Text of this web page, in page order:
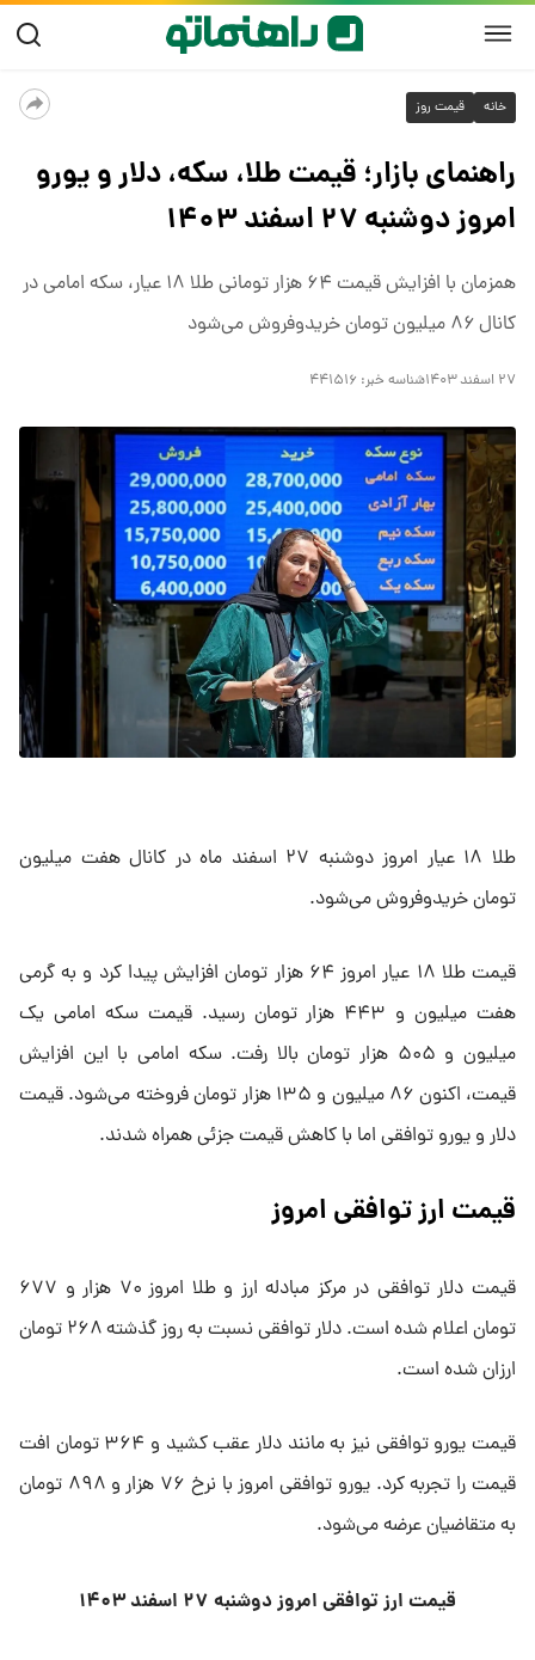
خانه قیمت روز
راهنمای بازار؛ قیمت طلا، سکه، دلار و یورو
امروز دوشنبه ۲۷ اسفند ۱۴۰۳
همزمان با افزایش قیمت ۶۴ هزار تومانی طلا ۱۸ عیار، سکه امامی در
کانال ۸۶ میلیون تومان خریدوفروش می‌شود
۲۷ اسفند ۱۴۰۳ شناسه خبر: ۴۴۱۵۱۶
طلا ۱۸ عیار امروز دوشنبه ۲۷ اسفند ماه در کانال هفت میلیون
تومان خریدوفروش می‌شود.
قیمت طلا ۱۸ عیار امروز ۶۴ هزار تومان افزایش پیدا کرد و به گرمی
هفت میلیون و ۴۴۳ هزار تومان رسید. قیمت سکه امامی یک
میلیون و ۵۰۵ هزار تومان بالا رفت. سکه امامی با این افزایش
قیمت، اکنون ۸۶ میلیون و ۱۳۵ هزار تومان فروخته می‌شود. قیمت
دلار و یورو توافقی اما با کاهش قیمت جزئی همراه شدند.
قیمت ارز توافقی امروز
قیمت دلار توافقی در مرکز مبادله ارز و طلا امروز ۷۰ هزار و ۶۷۷
تومان اعلام شده است. دلار توافقی نسبت به روز گذشته ۲۶۸ تومان
ارزان شده است.
قیمت یورو توافقی نیز به مانند دلار عقب کشید و ۳۶۴ تومان افت
قیمت را تجربه کرد. یورو توافقی امروز با نرخ ۷۶ هزار و ۸۹۸ تومان
به متقاضیان عرضه می‌شود.
قیمت ارز توافقی امروز ‌دوشنبه ۲۷ اسفند ۱۴۰۳